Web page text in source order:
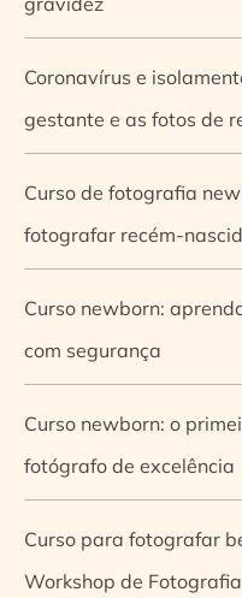
Coronavírus e
gestante e as fotos de
Curso de fotografia
fotografar recém-
Curso newborn:
com segurança
Curso newborn: o
fotógrafo de excelência
Curso para fotografar
Workshop de